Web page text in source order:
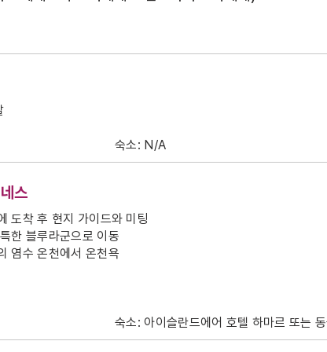
숙소: N/A
스
도착 후 현지 가이드와 미팅
한 블루라군으로 이동
염수 온천에서 온천욕
숙소: 아이슬란드에어 호텔 하마르 또는